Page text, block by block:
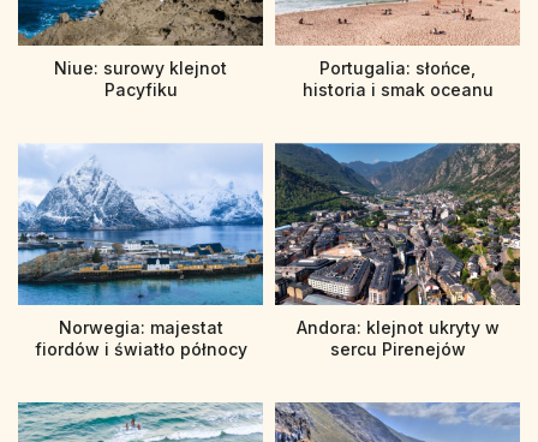
Niue: surowy klejnot
Pacyfiku
Portugalia: słońce,
historia i smak oceanu
Norwegia: majestat
fiordów i światło północy
Andora: klejnot ukryty w
sercu Pirenejów